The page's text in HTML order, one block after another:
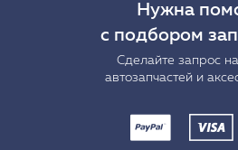
Нужна
с подбором
Сделайте запрос
автозапчастей и